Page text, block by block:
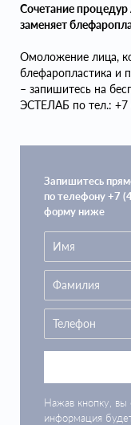
Сочетание процедур
заменяет
Омоложение лица,
блефаропластика и
– запишитесь на
ЭСТЕЛАБ по тел.: +7
Запишитесь
по телефону +7
форму ниже
Нажав кнопку, вы
информация